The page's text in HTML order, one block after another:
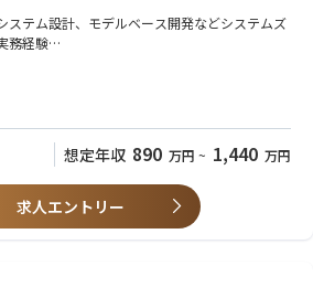
間程度。4～6月が閑散期、11～3月に向けて繁
に支障のない範囲であれば、半日休/1日休/連
使用しなかったときは、次の年度に繰り越す
ナウンスあり
出資により設立された会社です。
、自動車OEM・サプライヤーをはじめとした昨
化に対応していくため、
においてコンサルティングサービス、ツー
ております。
ンパニーをはじめ多くのものづくり企業がお
かのご経験をお持ちの方は尚可
、UML
、Amesim、SimulationX、Dymola、OpenM
Modeler、GENESYS、Phoenix ModelCent
ーマンスをベースに評価するため、時間的・場
くことができます。
性を実現させることを目的とし、顧客課題を
を駆使した技術サービスを提供
務委託開発)
導入・活用により、顧客の技術課題を解決する
ェクトの技術責任者として顧客への課題ヒアリ
開発、技術開発における進捗管理・リソース調
ステム設計、モデルベース開発などシステムズ
務経験
知見・関心
キュメント・プレゼンで伝えられる論理的思
実現場で体感し、開発プロセス改革に向けた熱
ムまたは事業会社での業務改革・技術企画・P
想定年収 890 万円 ~ 1,440 万円
求人エントリー